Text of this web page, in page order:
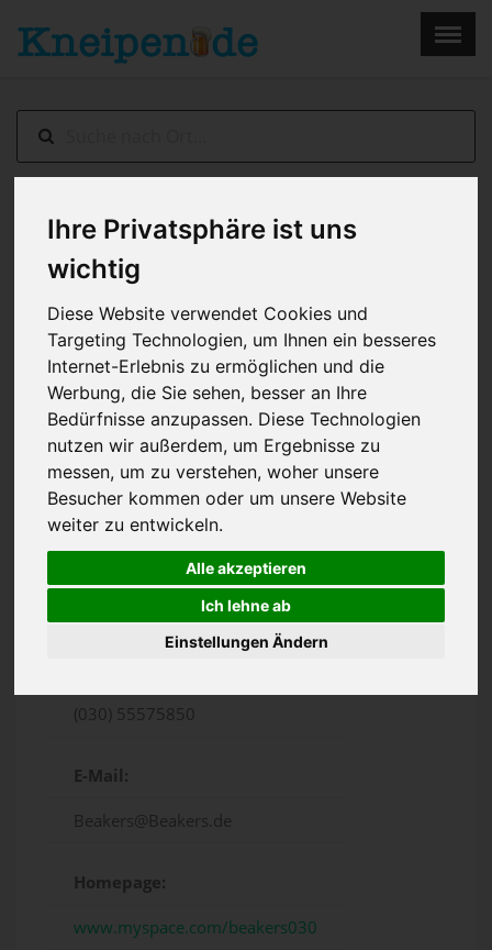
Ihre Privatsphäre ist uns
wichtig
Diese Website verwendet Cookies und
Targeting Technologien, um Ihnen ein besseres
Internet-Erlebnis zu ermöglichen und die
Werbung, die Sie sehen, besser an Ihre
Bedürfnisse anzupassen. Diese Technologien
nutzen wir außerdem, um Ergebnisse zu
messen, um zu verstehen, woher unsere
Besucher kommen oder um unsere Website
weiter zu entwickeln.
Alle akzeptieren
Ich lehne ab
Einstellungen Ändern
Berlin> Beakers
Dunckerstraße 69, Berlin
(030) 55575850
E-Mail:
Beakers@Beakers.de
Homepage:
www.myspace.com/beakers030
Menu ×
Impressum